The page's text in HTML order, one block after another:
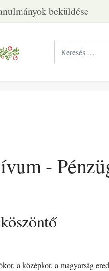
beküldése
-
a középkor, a magyarság